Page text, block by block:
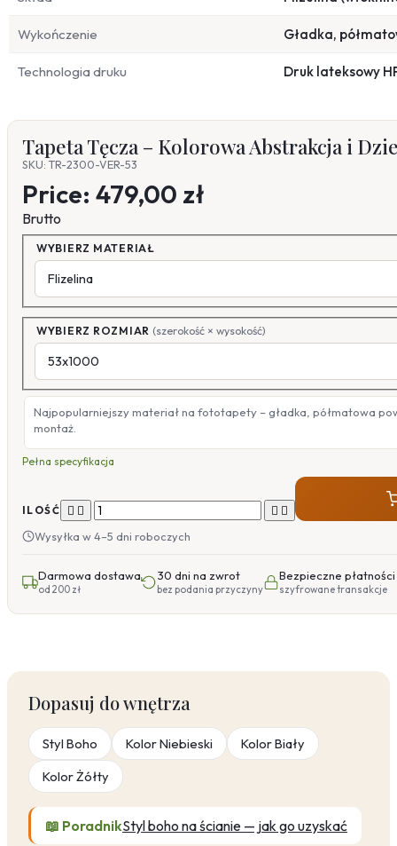
Wykończenie Gładka,
Technologia druku Druk lateksowy
Tapeta Tęcza – Kolorowa Abstrakcja i
SKU: TR-2300-VER-53
Price: 479,00 zł
Brutto
WYBIERZ MATERIAŁ
WYBIERZ ROZMIAR (szerokość × wysokość)
Najpopularniejszy materiał na fototapety – gładka, półmatowa
montaż.
Pełna specyfikacja
ILOŚĆ    
Wysyłka w 4–5 dni roboczych
Darmowa dostawa
od 200 zł
30 dni na zwrot
bez podania przyczyny
Bezpieczne płatności
szyfrowane transakcje
Dopasuj do wnętrza
Styl Boho Kolor Niebieski
Kolor Biały
Kolor Żółty
📖 PoradnikStyl boho na ścianie — jak go uzyskać